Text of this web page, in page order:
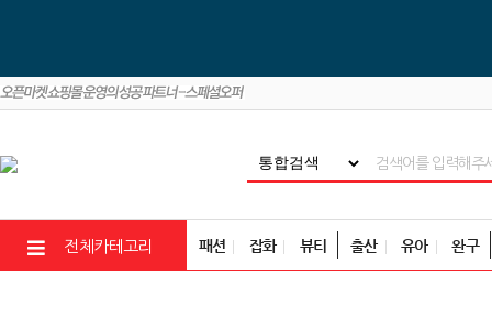
전체카테고리 패션 잡화 뷰티 출산 유아 완구